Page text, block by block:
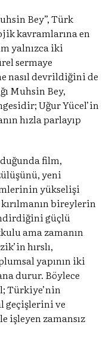
Bey”, Türk
kavramlarına en
yalnızca iki
sermaye
nasıl devrildiğini de
Muhsin Bey,
Uğur Yücel’in
hızla parlayıp
film,
yeni
yükselişi
kırılmanın bireylerin
güçlü
ama zamanın
hırslı,
yapının iki
durur. Böylece
Türkiye’nin
geçişlerini ve
zamansız